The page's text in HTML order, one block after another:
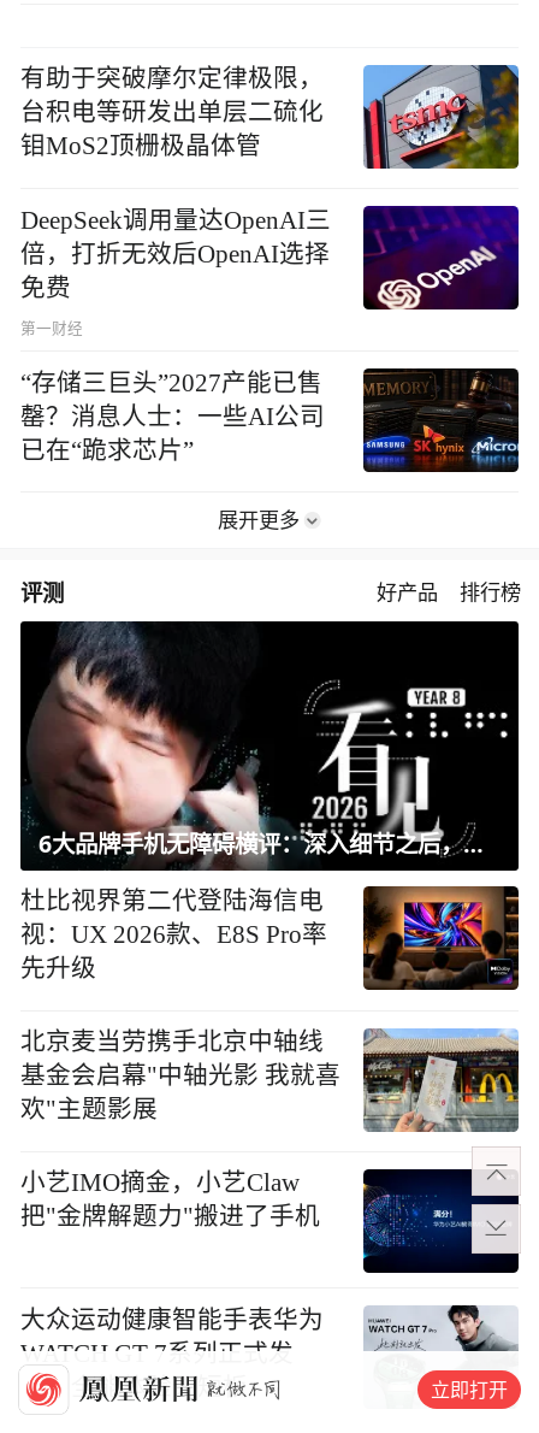
有助于突破摩尔定律极限，
台积电等研发出单层二硫化
钼MoS2顶栅极晶体管
DeepSeek调用量达OpenAI三
倍，打折无效后OpenAI选择
免费
第一财经
“存储三巨头”2027产能已售
罄？消息人士：一些AI公司
已在“跪求芯片”
展开更多
评测 好产品 排行榜
6大品牌手机无障碍横评：深入细节之后，似乎只有苹果能挺住？｜ 看见2026
杜比视界第二代登陆海信电
视：UX 2026款、E8S Pro率
先升级
北京麦当劳携手北京中轴线
基金会启幕"中轴光影 我就喜
欢"主题影展
小艺IMO摘金，小艺Claw
把"金牌解题力"搬进了手机
大众运动健康智能手表华为
WATCH GT 7系列正式发
布，全能体验无短板
立即打开